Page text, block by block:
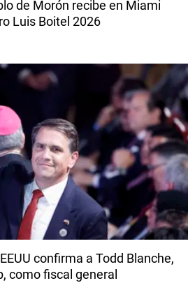
de Morón recibe en Miami
Luis Boitel 2026
confirma a Todd Blanche,
como fiscal general